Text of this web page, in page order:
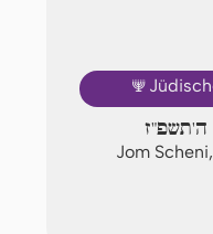
🕎
ה'תשפ"ז
Jom